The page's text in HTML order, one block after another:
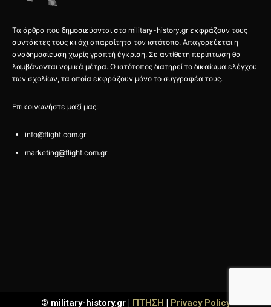
Τα άρθρα που δημοσιεύονται στο military-history.gr εκφράζουν τους
συντάκτες τους κι όχι απαραίτητα τον ιστότοπο. Απαγορεύεται η
αναδημοσίευση χωρίς γραπτή έγκριση. Σε αντίθετη περίπτωση θα
λαμβάνονται νομικά μέτρα. Ο ιστότοπος διατηρεί το δικαίωμα ελέγχου
των σχολίων, τα οποία εκφράζουν μόνο το συγγραφέα τους.
Επικοινωνήστε μαζί μας:
info@flight.com.gr
marketing@flight.com.gr
© military-history.gr | ΠΤΗΣΗ | Privacy Policy